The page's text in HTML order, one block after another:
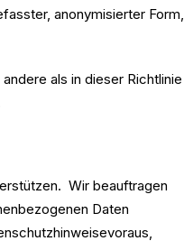
anonymisierter Form,
als in dieser Richtlinie
Wir beauftragen
Daten